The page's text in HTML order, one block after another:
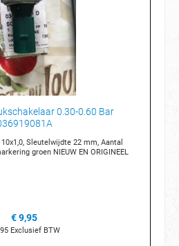
0.30-0.60 Bar
Sleutelwijdte 22 mm, Aantal
1, Kleurmarkering groen NIEUW EN ORIGINEEL
€ 9,95
Exclusief BTW